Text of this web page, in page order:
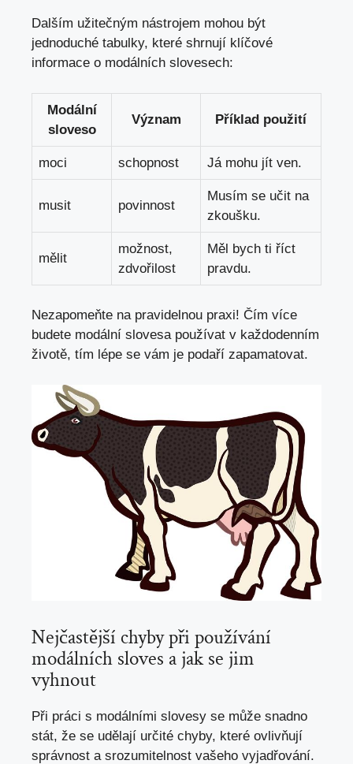
Dalším užitečným nástrojem⁢ mohou být
jednoduché ​tabulky, které shrnují klíčové
informace ‍o modálních ⁢slovesech:
Modální⁤
sloveso
Význam Příklad použití
moci schopnost Já mohu jít ven.
musit povinnost
Musím ‌se učit na
zkoušku.
mělit
možnost,
zdvořilost
Měl bych ti ⁣říct​
pravdu.
Nezapomeňte na pravidelnou​ praxi! Čím více
budete modální slovesa používat ⁤v každodenním
životě, tím lépe se vám je podaří zapamatovat.
Nejčastější chyby při používání
modálních sloves a jak​ se jim
vyhnout
Při ⁣práci ⁢s modálními slovesy se může snadno
stát,‍ že se udělají ⁣určité chyby, které ovlivňují⁢
správnost​ a srozumitelnost vašeho vyjadřování.